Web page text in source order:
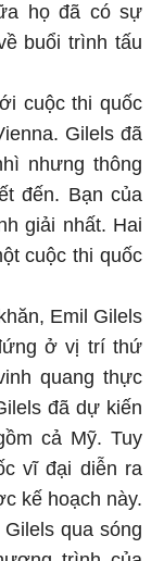
họ đã có sự
buổi trình tấu
cuộc thi quốc
Gilels đã
nhưng thông
đến. Bạn của
giải nhất. Hai
cuộc thi quốc
Emil Gilels
ở vị trí thứ
quang thực
đã dự kiến
cả Mỹ. Tuy
vĩ đại diễn ra
kế hoạch này.
qua sóng